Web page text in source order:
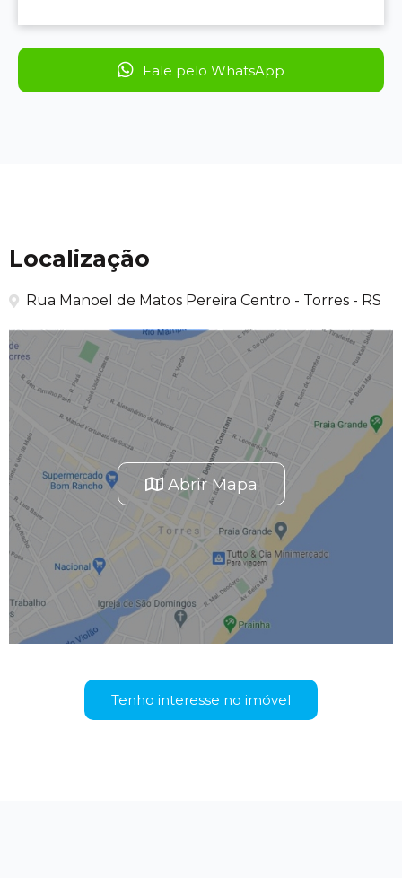
Fale pelo WhatsApp
Localização
Rua Manoel de Matos Pereira Centro - Torres - RS
Abrir Mapa
Tenho interesse no imóvel